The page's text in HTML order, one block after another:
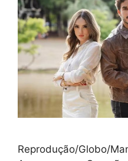
Reprodução/Globo/